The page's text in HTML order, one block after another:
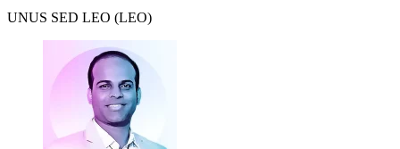
UNUS SED LEO (LEO)